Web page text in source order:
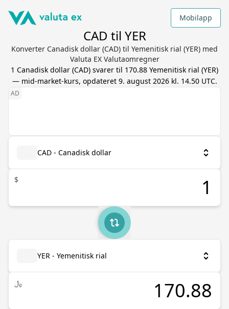
Mobilapp
CAD til YER
Konverter Canadisk dollar (CAD) til Yemenitisk rial (YER) med
Valuta EX Valutaomregner
1 Canadisk dollar (CAD) svarer til 170.88 Yemenitisk rial (YER)
— mid-market-kurs, opdateret 9. august 2026 kl. 14.50 UTC.
CAD - Canadisk dollar
$
YER - Yemenitisk rial
﷼